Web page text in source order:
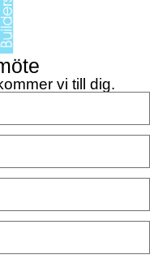
vi till dig.